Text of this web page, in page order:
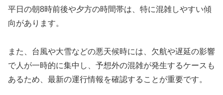
平日の朝8時前後や夕方の時間帯は、特に混雑しやすい傾
向があります。
また、台風や大雪などの悪天候時には、欠航や遅延の影響
で人が一時的に集中し、予想外の混雑が発生するケースも
あるため、最新の運行情報を確認することが重要です。